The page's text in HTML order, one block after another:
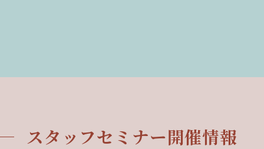
スタッフセミナー開催情報